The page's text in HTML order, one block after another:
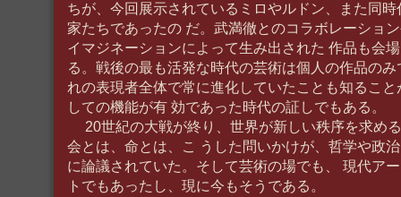
ちが、今回展示されているミロやルドン、また同
家たちであったの だ。武満徹とのコラボレーショ
イマジネーションによって生み出された 作品も会
る。戦後の最も活発な時代の芸術は個人の作品の
れの表現者全体で常に進化していたことも知るこ
しての機能が有 効であった時代の証しでもある。
20世紀の大戦が終り、世界が新しい秩序を求め
会とは、命とは、こ うした問いかけが、哲学や政
に論議されていた。そして芸術の場でも、 現代ア
トでもあったし、現に今もそうである。